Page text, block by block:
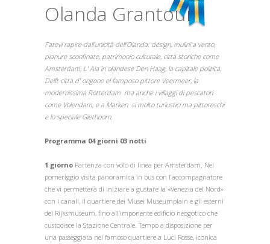
Olanda Grantour
Fatevi rapire dall’unicità dell’Olanda: design, mulini a vento,
pianure sconfinate, patrimonio culturale, città storiche come
Amsterdam, L' Aia in olandese Den Haag, la capitale politica,
Delft città d' origone el famposo pittore Veermeer, la
modernissima Rotterdam ma anche i villaggi di pescatori
come Volendam, e a Marken si molto turiustici ma pittoreschi
e lo speciale Giethoorn.
Programma 04 giorni 03 notti
1 giorno Partenza con volo di linea per Amsterdam. Nel
pomeriggio visita panoramica in bus con l’accompagnatore
che vi permetterà di iniziare a gustare la «Venezia del Nord»
con i canali, il quartiere dei Musei Museumplain e gli esterni
del Rijksmuseum, fino all’imponente edificio neogotico che
custodisce la Stazione Centrale. Tempo a disposizione per
una passeggiata nel famoso quartiere a Luci Rosse, iconica